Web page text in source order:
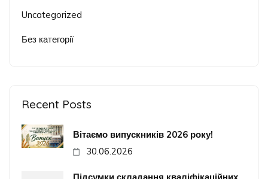
Uncategorized
Без категорії
Recent Posts
Вітаємо випускників 2026 року!
30.06.2026